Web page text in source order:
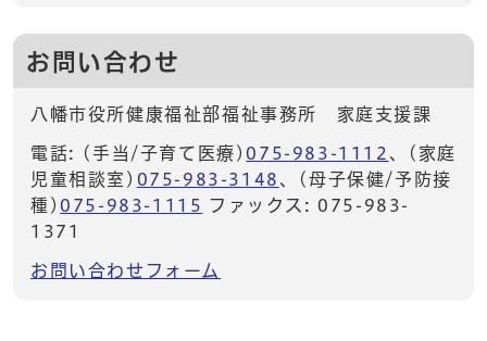
お問い合わせ
八幡市役所健康福祉部福祉事務所 家庭支援課
電話: (手当/子育て医療) 075-983-1112 、(家庭
児童相談室) 075-983-3148 、(母子保健/予防接
種) 075-983-1115 ファックス: 075-983-
1371
お問い合わせフォーム